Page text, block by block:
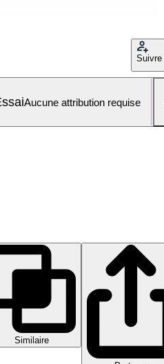
Suivre
Aucune attribution requise
Similaire